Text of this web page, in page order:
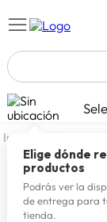
TÉRMINOS MÁS
1. zapatillas
2. celulares
3. zapatillas
4. moda
Elige dónde
productos
Podrás ver la
de entrega para
tienda.
deportes
TAPOUT
Tapout Polo